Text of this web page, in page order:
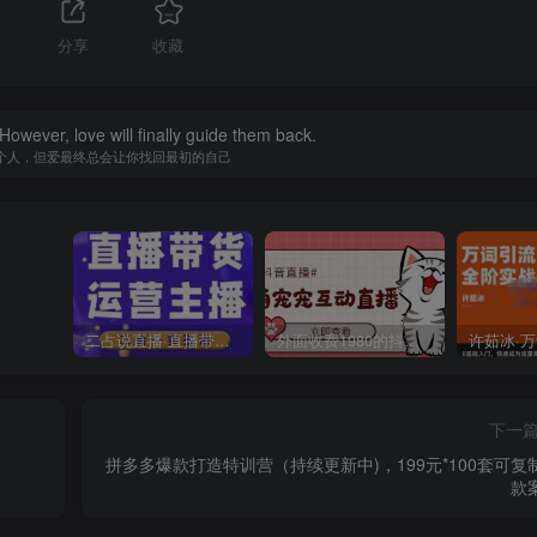
分享 收藏
love will finally guide them back.
人，但爱最终总会让你找回最初的自己
二占说直播·直播带货主播运营课程，主播运营二合一实操课 外面收费1980的抖音萌宠宠直播项目，可虚拟人直播，抖音报白，实时互动直播【软件+详细教程】
下一
拼多多爆款打造特训营（持续更新中)，199元*100套可复
款